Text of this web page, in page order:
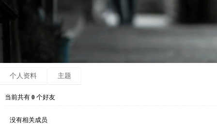
个人资料 主题
当前共有 0 个好友
没有相关成员